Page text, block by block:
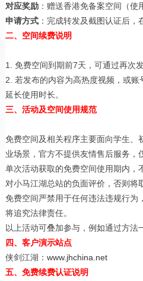
对应奖励 ：赠送香港免备案空间（使
申请方式 ：完成转发及截图认证后
二、空间续费说明
1. 免费空间到期前7天，可通过再次
2. 若发布的内容为高热度视频，或
延长使用时长。
三、活动及空间使用规范
免费空间及相关程序主要面向学生
业场景，官方不提供友情售后服务，
单次活动获取的免费空间使用期内
对小马江湖总站的负面评价，否则将
免费空间严禁用于任何违法违规行
将追究法律责任。
以上活动可叠加参与，例如通过方
四、客户演示站点
侠剑江湖：www.jhchina.net
五、免费续费认证说明